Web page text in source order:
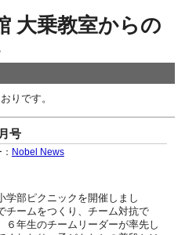
大乗教室からの
りです。
号
Nobel News
部ピクニックを開催しまし
ームをつくり、チーム対抗で
６年生のチームリーダーが率先し